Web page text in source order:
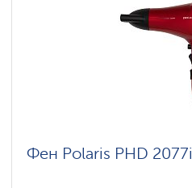
Фен Polaris PHD 2077i